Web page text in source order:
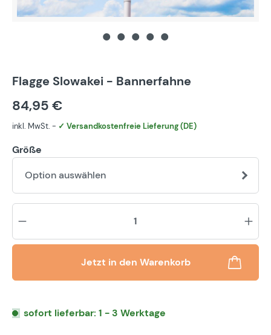
Flagge Slowakei - Bannerfahne
84,95 €
inkl. MwSt. - ✓ Versandkostenfreie Lieferung (DE)
Größe
Option auswählen
Jetzt in den Warenkorb
sofort lieferbar: 1 - 3 Werktage